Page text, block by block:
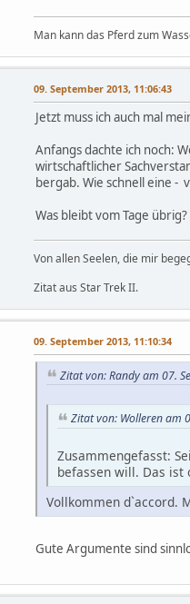
Man kann das Pferd zum
09. September 2013, 11:06:43
Jetzt muss ich auch mal
Anfangs dachte ich noch:
wirtschaftlicher
bergab. Wie schnell eine -
Was bleibt vom Tage
Von allen Seelen, die mir
Zitat aus Star Trek II.
09. September 2013, 11:10:34
Zitat von: Randy am 07.
Zitat von: Wolleren am
Zusammengefasst:
befassen will. Das
Vollkommen d`accord.
Gute Argumente sind